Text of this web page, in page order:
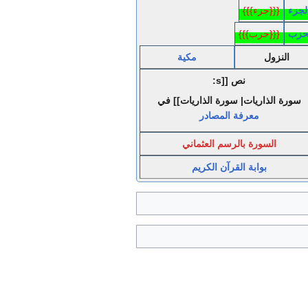
{{{جزء}}}
{{{حزب}}}
النزول مكية
نص [[s:
سورة الذاريات| سورة الذاريات]] في
معرفة المصادر
السورة بالرسم العثماني
بوابة القرآن الكريم